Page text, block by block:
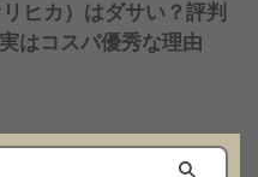
ヒカ）はダサい？評判
はコスパ優秀な理由